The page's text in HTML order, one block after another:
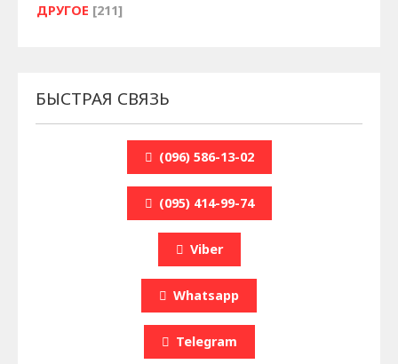
ДРУГОЕ [211]
БЫСТРАЯ СВЯЗЬ
(096) 586-13-02
(095) 414-99-74
Viber
Whatsapp
Telegram